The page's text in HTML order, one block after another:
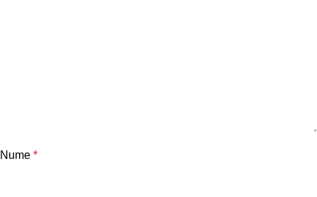
Nume *